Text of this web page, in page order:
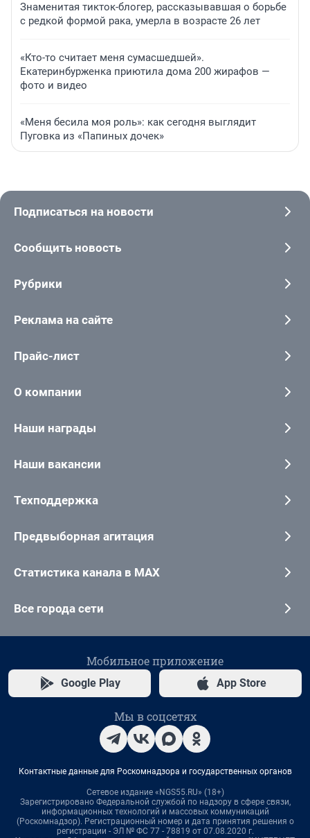
Знаменитая тикток-блогер, рассказывавшая о борьбе
с редкой формой рака, умерла в возрасте 26 лет
«Кто-то считает меня сумасшедшей».
Екатеринбурженка приютила дома 200 жирафов —
фото и видео
«Меня бесила моя роль»: как сегодня выглядит
Пуговка из «Папиных дочек»
Подписаться на новости
Сообщить новость
Рубрики
Реклама на сайте
Прайс-лист
О компании
Наши награды
Наши вакансии
Техподдержка
Предвыборная агитация
Статистика канала в MAX
Все города сети
Мобильное приложение
Google Play App Store
Мы в соцсетях
Контактные данные для Роскомнадзора и государственных органов
Сетевое издание «NGS55.RU» (18+)
Зарегистрировано Федеральной службой по надзору в сфере связи,
информационных технологий и массовых коммуникаций
(Роскомнадзор). Регистрационный номер и дата принятия решения о
регистрации - ЭЛ № ФС 77 - 78819 от 07.08.2020 г.